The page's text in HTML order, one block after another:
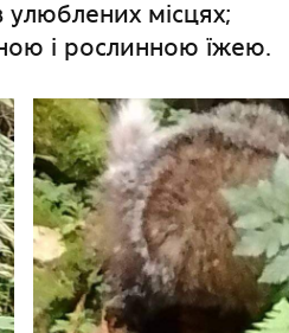
улюблених місцях;
і рослинною їжею.